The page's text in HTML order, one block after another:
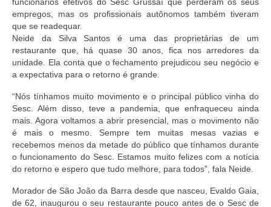
empregos, mas os profissionais autônomos também tiveram
que se readequar.
Neide da Silva Santos é uma das proprietárias de um
restaurante que, há quase 30 anos, fica nos arredores da
unidade. Ela conta que o fechamento prejudicou seu negócio e
a expectativa para o retorno é grande.
“Nós tínhamos muito movimento e o principal público vinha do
Sesc. Além disso, teve a pandemia, que enfraqueceu ainda
mais. Agora voltamos a abrir presencial, mas o movimento não
é mais o mesmo. Sempre tem muitas mesas vazias e
recebemos menos da metade do público que tínhamos durante
o funcionamento do Sesc. Estamos muito felizes com a notícia
do retorno e espero que tudo melhore, para todos”, fala Neide.
Morador de São João da Barra desde que nasceu, Evaldo Gaia,
de 62, inaugurou o seu restaurante pouco antes de o Sesc de